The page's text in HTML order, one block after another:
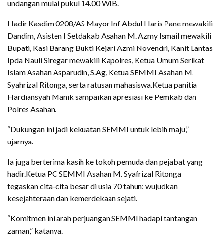
undangan mulai pukul 14.00 WIB.
Hadir Kasdim 0208/AS Mayor Inf Abdul Haris Pane mewakili
Dandim, Asisten I Setdakab Asahan M. Azmy Ismail mewakili
Bupati, Kasi Barang Bukti Kejari Azmi Novendri, Kanit Lantas
Ipda Nauli Siregar mewakili Kapolres, Ketua Umum Serikat
Islam Asahan Asparudin, S.Ag, Ketua SEMMI Asahan M.
Syahrizal Ritonga, serta ratusan mahasiswa.Ketua panitia
Hardiansyah Manik sampaikan apresiasi ke Pemkab dan
Polres Asahan.
“Dukungan ini jadi kekuatan SEMMI untuk lebih maju,”
ujarnya.
Ia juga berterima kasih ke tokoh pemuda dan pejabat yang
hadir.Ketua PC SEMMI Asahan M. Syafrizal Ritonga
tegaskan cita-cita besar di usia 70 tahun: wujudkan
kesejahteraan dan kemerdekaan sejati.
“Komitmen ini arah perjuangan SEMMI hadapi tantangan
zaman,” katanya.